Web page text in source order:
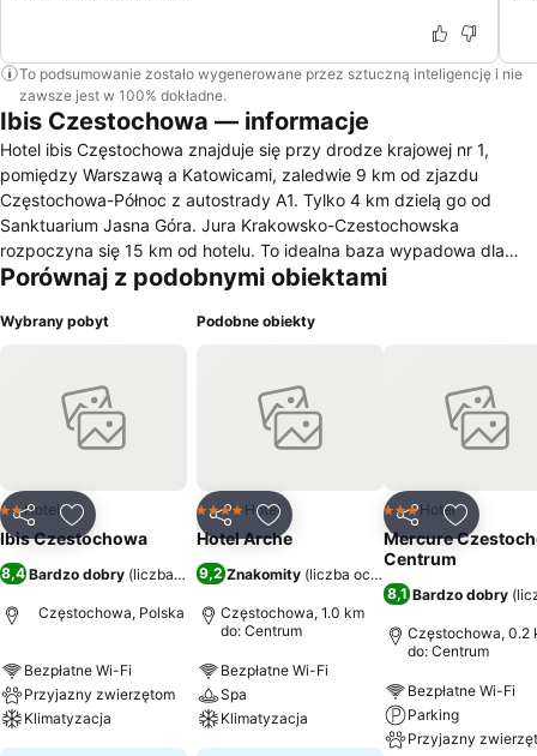
To podsumowanie zostało wygenerowane przez sztuczną inteligencję i nie
zawsze jest w 100% dokładne.
Ibis Czestochowa — informacje
Hotel ibis Częstochowa znajduje się przy drodze krajowej nr 1,
pomiędzy Warszawą a Katowicami, zaledwie 9 km od zjazdu
Częstochowa-Północ z autostrady A1. Tylko 4 km dzielą go od
Sanktuarium Jasna Góra. Jura Krakowsko-Czestochowska
rozpoczyna się 15 km od hotelu. To idealna baza wypadowa dla
lubiących wspinaczki lub chcących zwiedzić ruiny zamków wzdłuż
klimatyzowanych pokoi, restauracja, bar oraz parking wyposażony
Porównaj z podobnymi obiektami
Wybrany pobyt
UdostępnijDodaj do ulubionych
2 Kategoria
Hotel
Ibis Czestochowa
8,4Bardzo dobry (liczba ocen: 3777)
Częstochowa, Polska
Bezpłatne Wi-Fi
Przyjazny zwierzętom
Klimatyzacja
Podobne obiekty
UdostępnijDodaj do ulubionych
4 Kategoria
Hotel
Hotel Arche
9,2 Znakomity (liczba ocen: 3589
Częstochowa, 1.0 km
do: Centrum
Bezpłatne Wi-Fi
Spa
Klimatyzacja
UdostępnijDodaj
3 Kategoria
Hotel
Mercure
Centrum
8,1 Bardzo dobry (
Częstochowa, 0.2
do: Centrum
Bezpłatne Wi-Fi
Parking
Przyjazny